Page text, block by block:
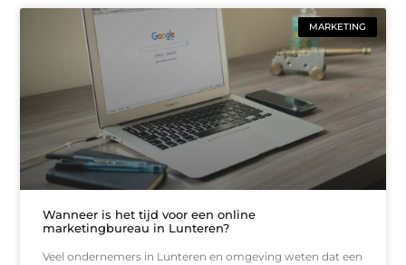
MARKETING
Wanneer is het tijd voor een online
marketingbureau in Lunteren?
Veel ondernemers in Lunteren en omgeving weten dat een